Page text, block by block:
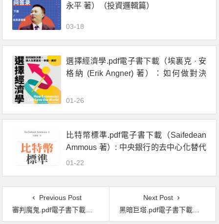
永平 著）（投資邏輯篇）
03-18
選擇經濟學.pdf電子書下載（埃裏克 · 安
格納 (Erik Angner) 著）：如何做對決
01-26
比特幣標準.pdf電子書下載（Saifedean
Ammous 著）: 中央銀行的去中心化替代
方案
01-22
Previous Post
審判魔鬼.pdf電子書下載（傑拉德 · 布裏特爾 (Gerald Brittle) 著）：康乃狄克州附身殺人紀實
Next Post
黑暗巨塔.pdf電子書下載（大衛．恩裏奇 著）： 德意志銀行 川普、納粹背後的金主，資本主義下的金融巨獸